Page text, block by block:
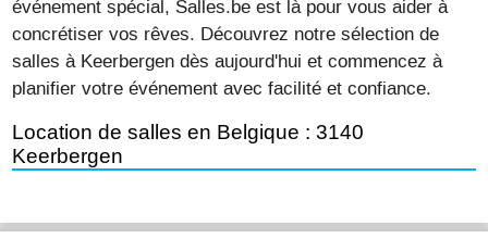
événement spécial, Salles.be est là pour vous aider à
concrétiser vos rêves. Découvrez notre sélection de
salles à Keerbergen dès aujourd'hui et commencez à
planifier votre événement avec facilité et confiance.
Location de salles en Belgique : 3140
Keerbergen